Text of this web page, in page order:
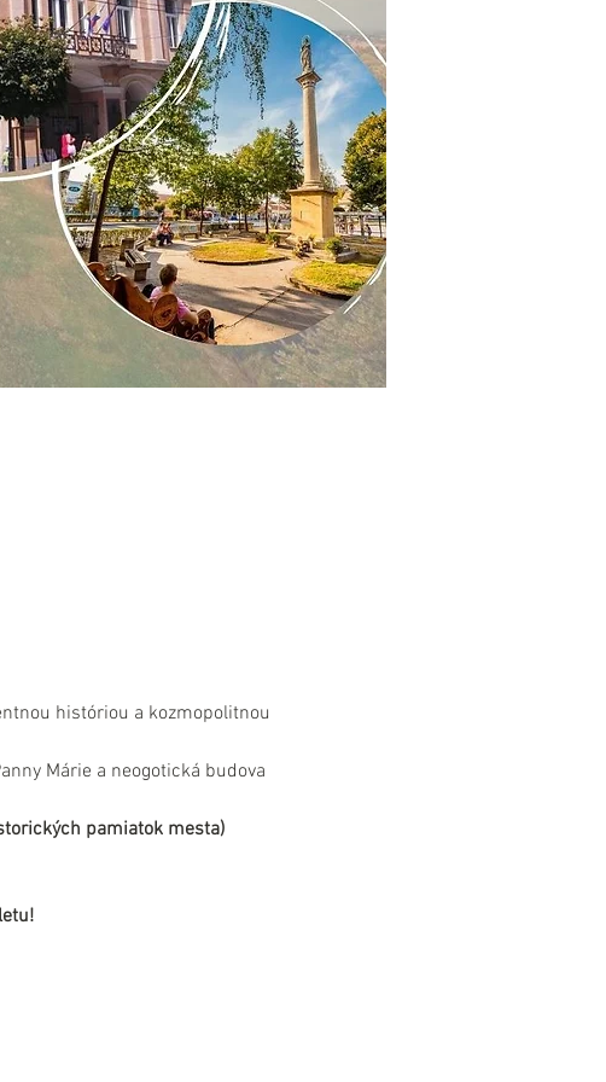
históriou a kozmopolitnou
Márie a neogotická budova
pamiatok mesta)